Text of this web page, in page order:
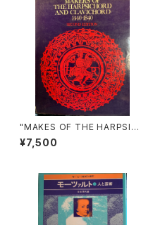
"MAKES OF THE HARPSICH
ORD AND CLAVICHORD 14
40-1840 SECOND EDITION
ss 1974年"
¥7,500